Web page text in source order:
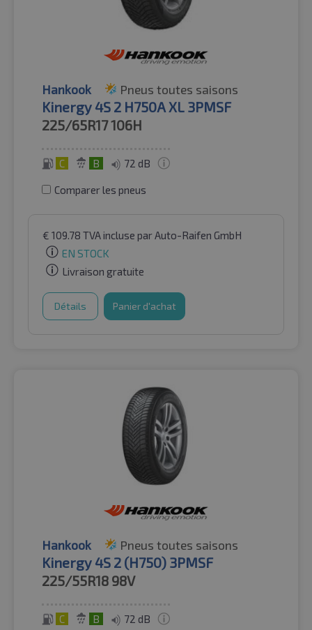
Hankook Pneus toutes saisons
Kinergy 4S 2 H750A XL 3PMSF
225/65R17106H
C B 72 dB
Comparer les pneus
€ 109.78 TVA incluse par Auto-Raifen GmbH
EN STOCK
Livraison gratuite
Détails Panier d'achat
Hankook Pneus toutes saisons
Kinergy 4S 2 (H750) 3PMSF
225/55R18 98V
C B 72 dB